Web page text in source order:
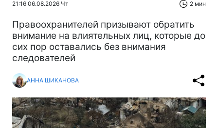
21:16 06.08.2026 Чт 2 мин
Правоохранителей призывают обратить
внимание на влиятельных лиц, которые до
сих пор оставались без внимания
следователей
АННА ШИКАНОВА